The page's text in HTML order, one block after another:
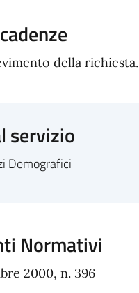
della richiesta.
servizio
Demografici
Normativi
2000, n. 396